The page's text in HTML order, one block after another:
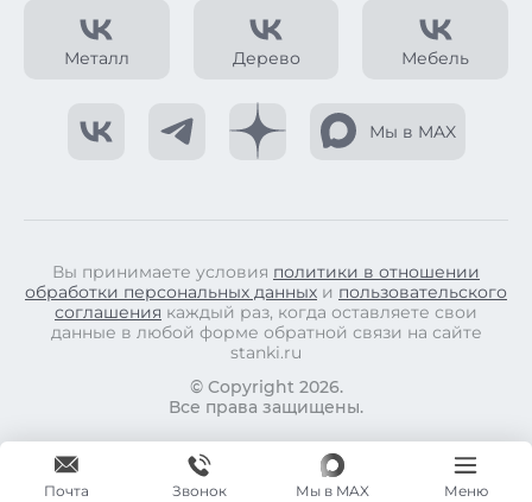
Металл Дерево Мебель
Мы в MAX
Вы принимаете условия политики в отношении
обработки персональных данных и пользовательского
соглашения каждый раз, когда оставляете свои
данные в любой форме обратной связи на сайте
stanki.ru
© Copyright 2026.
Все права защищены.
Почта Мы в MAX Меню